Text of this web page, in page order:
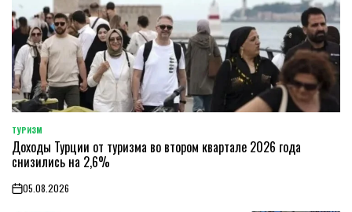
POSTED
IN
ТУРИЗМ
Доходы Турции от туризма во втором квартале 2026 года
снизились на 2,6%
on05.08.2026